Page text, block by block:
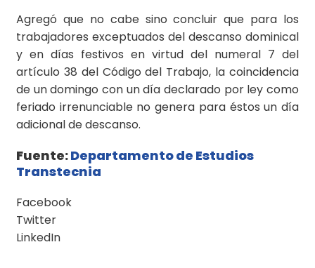
Agregó que no cabe sino concluir que para los
trabajadores exceptuados del descanso dominical
y en días festivos en virtud del numeral 7 del
artículo 38 del Código del Trabajo, la coincidencia
de un domingo con un día declarado por ley como
feriado irrenunciable no genera para éstos un día
adicional de descanso.
Fuente:Departamento de Estudios
Transtecnia
Facebook
Twitter
LinkedIn